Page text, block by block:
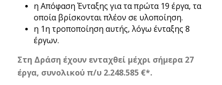
η Απόφαση Ένταξης για τα πρώτα 19 έργα, τα
οποία βρίσκονται πλέον σε υλοποίηση.
η 1η τροποποίηση αυτής, λόγω ένταξης 8
έργων.
Στη Δράση έχουν ενταχθεί μέχρι σήμερα 27
έργα, συνολικού π/υ 2.248.585 €*.